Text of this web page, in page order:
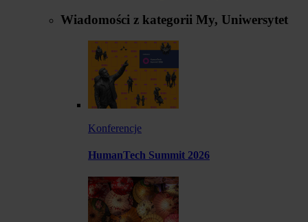
Wiadomości z kategorii My, Uniwersytet
Konferencje
HumanTech Summit 2026